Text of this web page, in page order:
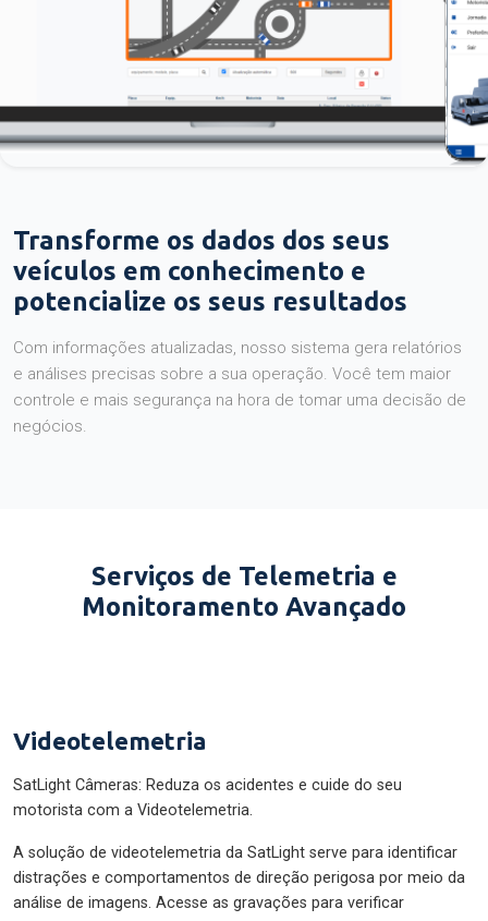
Transforme os dados dos seus
veículos em conhecimento e
potencialize os seus resultados
Com informações atualizadas, nosso sistema gera relatórios
e análises precisas sobre a sua operação. Você tem maior
controle e mais segurança na hora de tomar uma decisão de
negócios.
Serviços de Telemetria e
Monitoramento Avançado
Videotelemetria
SatLight Câmeras: Reduza os acidentes e cuide do seu
motorista com a Videotelemetria.
A solução de videotelemetria da SatLight serve para identificar
distrações e comportamentos de direção perigosa por meio da
análise de imagens. Acesse as gravações para verificar